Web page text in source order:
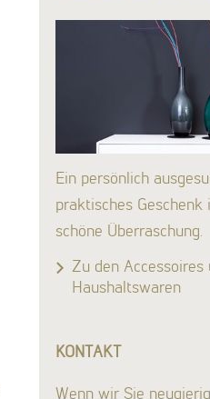
Ein persönlich
praktisches Geschenk
schöne Überraschung.
Zu den Accessoires
Haushaltswaren
KONTAKT
Wenn wir Sie